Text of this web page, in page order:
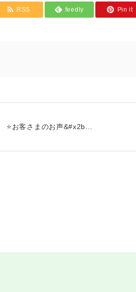
RSS feedly Pin it
⭐お客さまのお声&#x2b…